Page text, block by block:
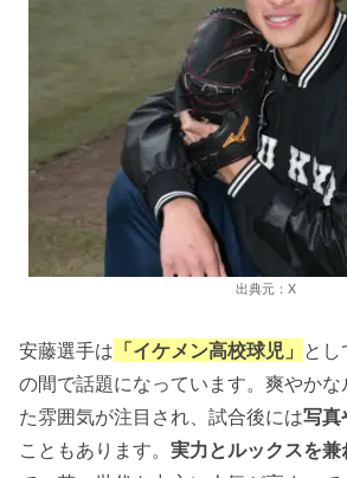
出典元：X
安藤選手は 「イケメン高校球児」 と
の間で話題になっています。爽やか
た雰囲気が注目され、試合後には写真
こともあります。 実力とルックスを